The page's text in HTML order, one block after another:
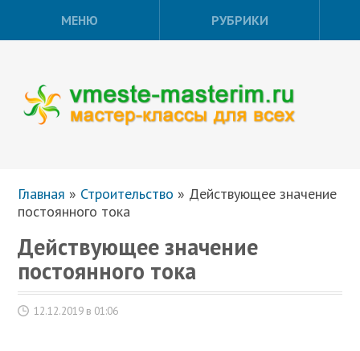
МЕНЮ РУБРИКИ
Главная » Строительство » Действующее значение
постоянного тока
Действующее значение
постоянного тока
12.12.2019 в 01:06